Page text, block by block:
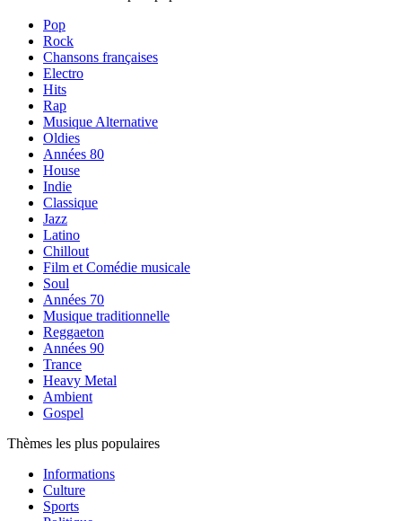
Pop
Rock
Chansons françaises
Electro
Hits
Rap
Musique Alternative
Oldies
Années 80
House
Indie
Classique
Jazz
Latino
Chillout
Film et Comédie musicale
Soul
Années 70
Musique traditionnelle
Reggaeton
Années 90
Trance
Heavy Metal
Ambient
Gospel
Thèmes les plus populaires
Informations
Culture
Sports